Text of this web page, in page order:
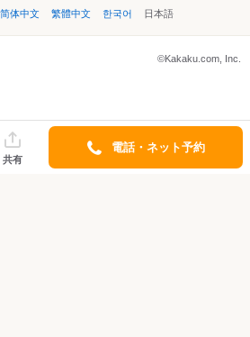
简体中文 繁體中文 한국어 日本語
©Kakaku.com, Inc.
共有
電話・ネット予約